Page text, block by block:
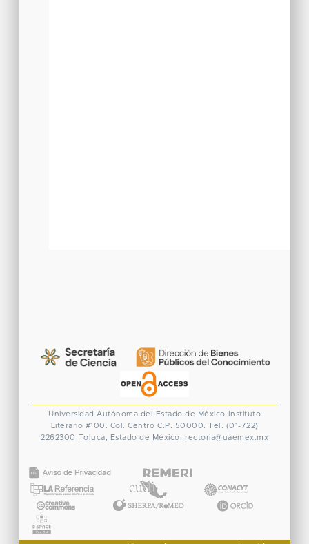
Universidad Autónoma del Estado de México
Instituto
Literario #100. Col. Centro C.P. 50000. Tel. (01-722)
2262300 Toluca, Estado de México. rectoria@uaemex.mx